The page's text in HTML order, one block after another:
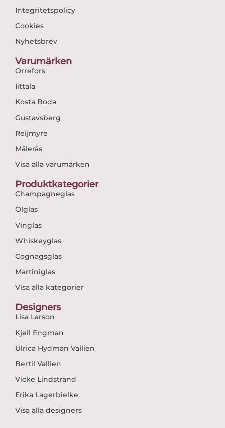
Integritetspolicy
Cookies
Nyhetsbrev
Varumärken
Orrefors
Iittala
Kosta Boda
Gustavsberg
Reijmyre
Målerås
Visa alla varumärken
Produktkategorier
Champagneglas
Ölglas
Vinglas
Whiskeyglas
Cognagsglas
Martiniglas
Visa alla kategorier
Designers
Lisa Larson
Kjell Engman
Ulrica Hydman Vallien
Bertil Vallien
Vicke Lindstrand
Erika Lagerbielke
Visa alla designers